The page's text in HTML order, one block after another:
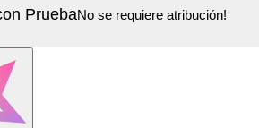
PruebaNo se requiere atribución!